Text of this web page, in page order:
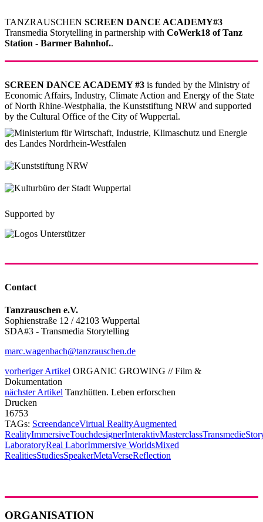
TANZRAUSCHEN SCREEN DANCE ACADEMY#3
Transmedia Storytelling in partnership with CoWerk18 of Tanz
Station - Barmer Bahnhof..
SCREEN DANCE ACADEMY #3 is funded by the Ministry of
Economic Affairs, Industry, Climate Action and Energy of the State
of North Rhine-Westphalia, the Kunststiftung NRW and supported
by the Cultural Office of the City of Wuppertal.
Supported by
Contact
Tanzrauschen e.V.
Sophienstraße 12 / 42103 Wuppertal
SDA#3 - Transmedia Storytelling
marc.wagenbach@tanzrauschen.de
vorheriger Artikel ORGANIC GROWING // Film &
Dokumentation
nächster Artikel Tanzhütten. Leben erforschen
Drucken
16753
TAGs: ScreendanceVirtual RealityAugmented
RealityImmersiveTouchdesignerInteraktivMasterclassTransmedie
LaboratoryReal LaborImmersive WorldsMixed
RealitiesStudiesSpeakerMetaVerseReflection
ORGANISATION